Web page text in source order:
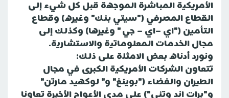
الأمريكية المباشرة الموجهة قبل كل شيء إلى
القطاع المصرفي ("سيتي بنك" وغيره) وقطاع
التأمين ("اي –اي – جي " وغيرها) وكذلك إلى
مجال الخدمات المعلوماتية والاستشارية.
ونورد أدناه بعض الامثلة على ذلك:
تتعاون الشركات الأمريكية الكبرى في مجال
الطيران والفضاء ("بوينغ" و" لوكهيد مارتن"
و"برات اند وتني") على مدى الأعوام الأخيرة تعاونا